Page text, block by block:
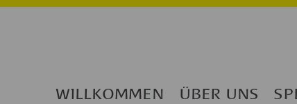
WILLKOMMEN ÜBER UNS